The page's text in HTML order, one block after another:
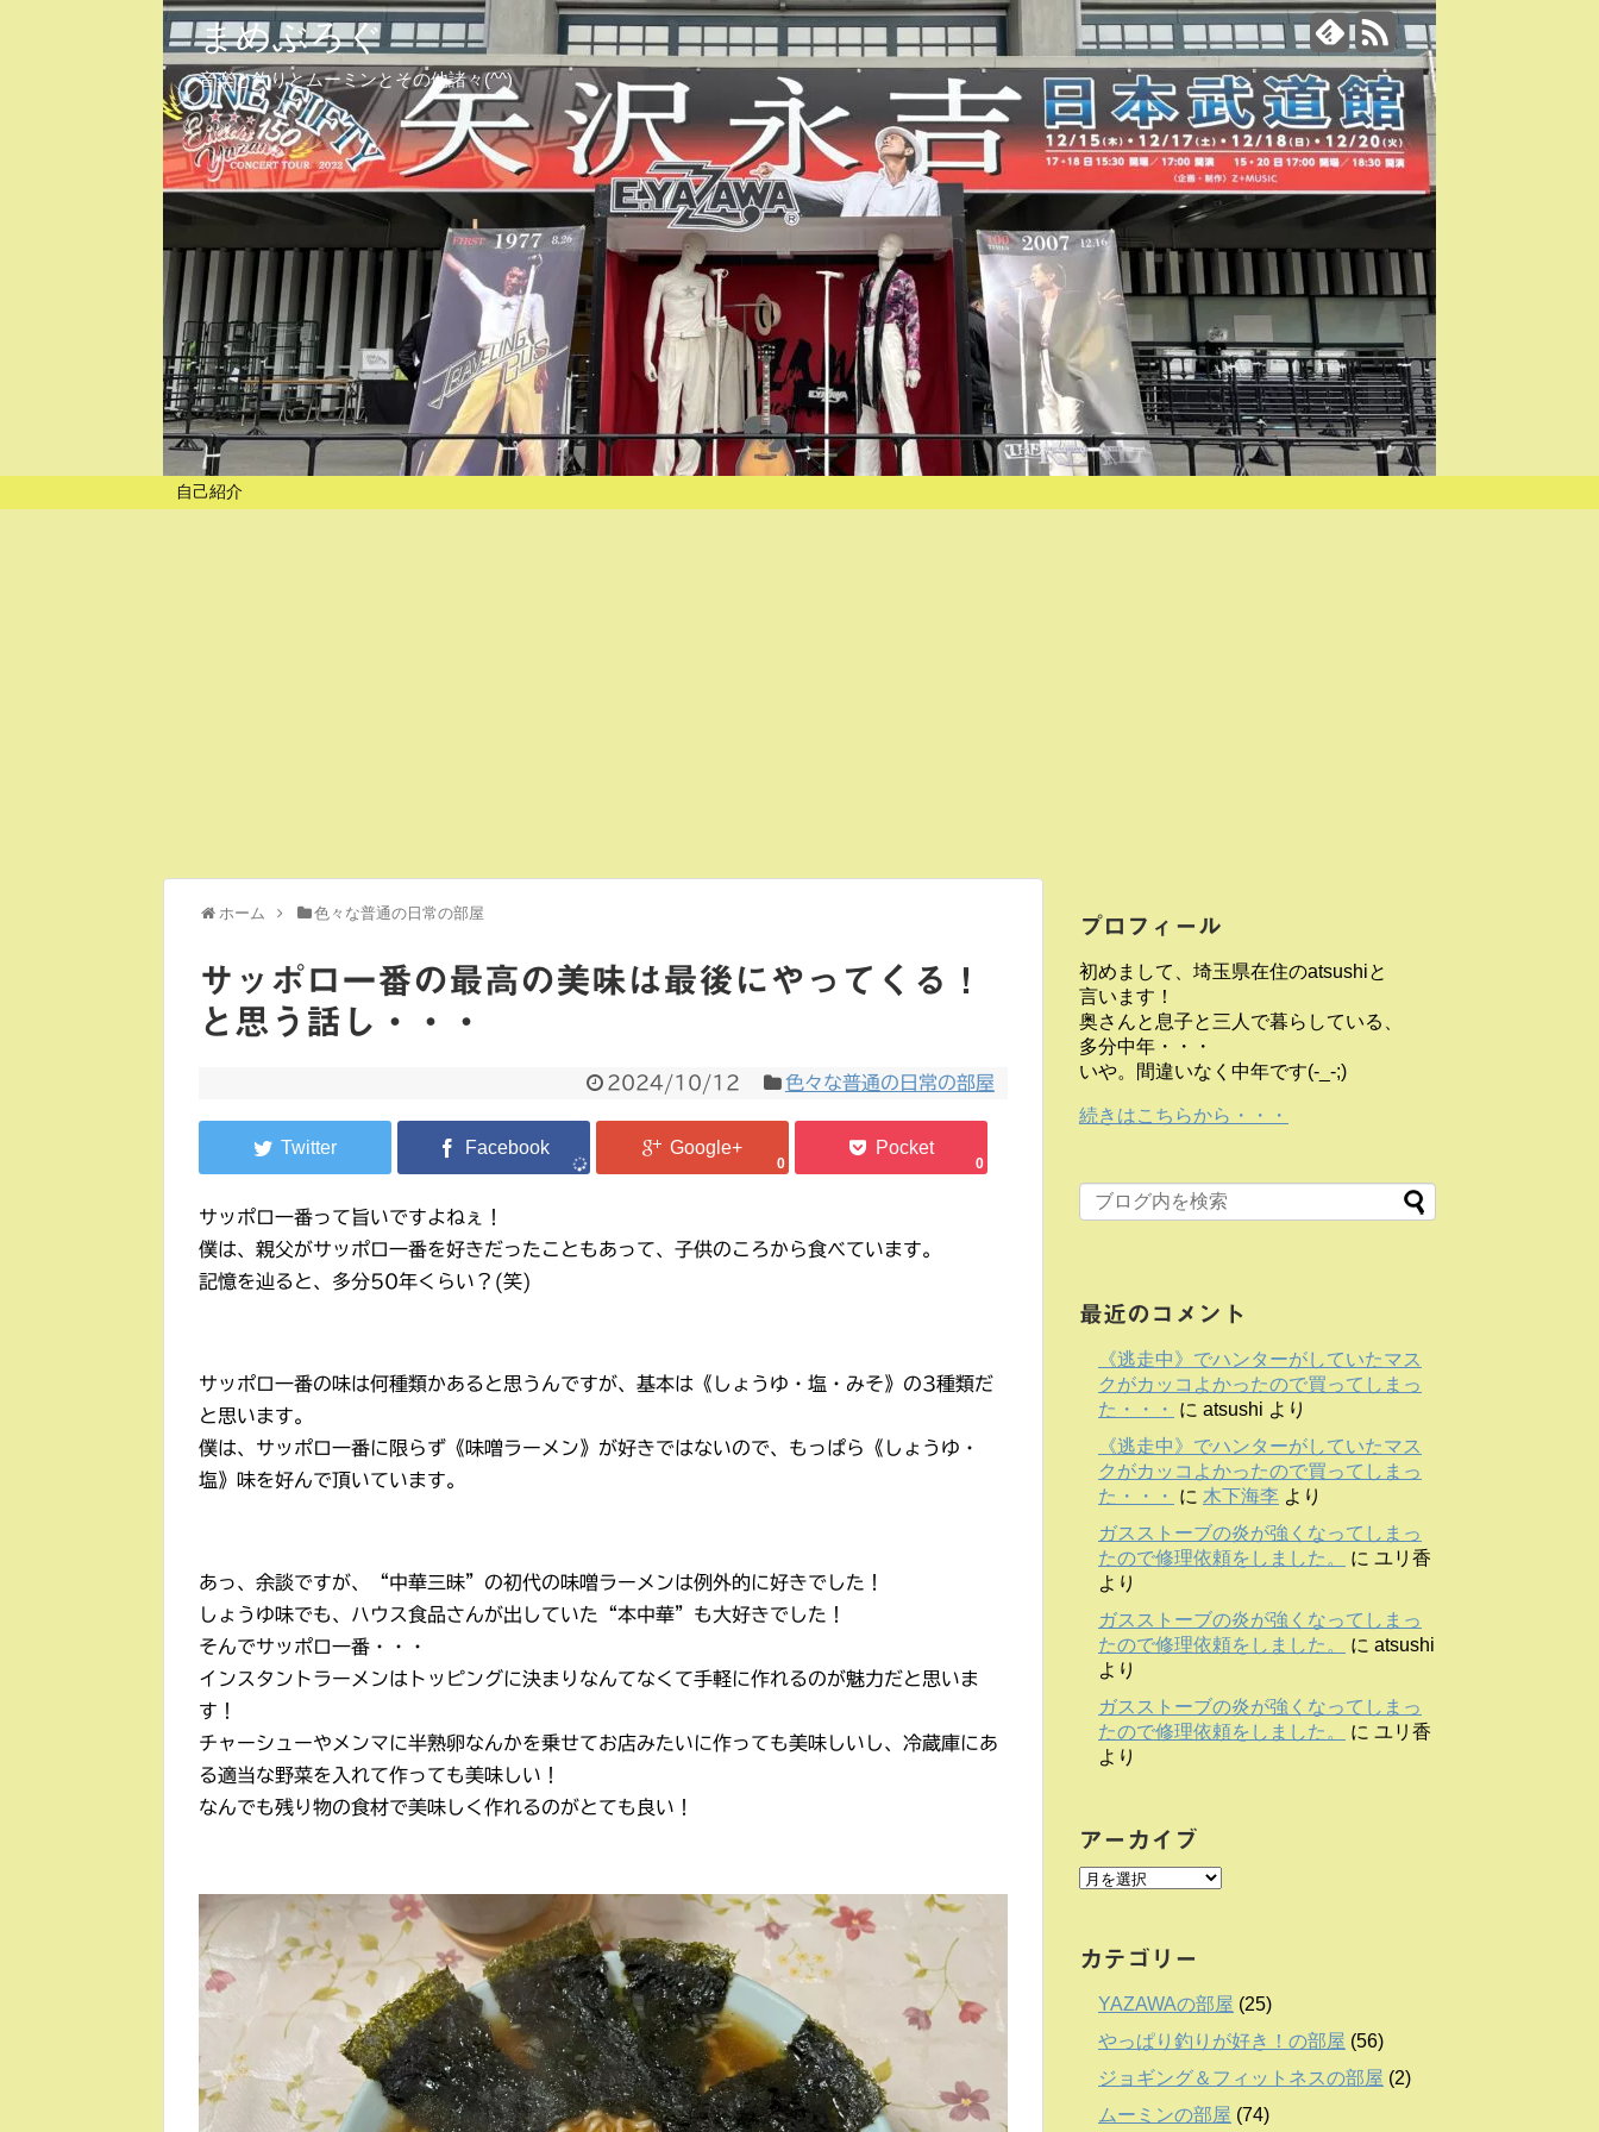
まめぶろぐ
音楽と釣りとムーミンとその他諸々(^^)
自己紹介
ホーム 色々な普通の日常の部屋
サッポロ一番の最高の美味は最後にやってくる！
と思う話し・・・
2024/10/12 色々な普通の日常の部屋
0 0
サッポロ一番って旨いですよねぇ！
僕は、親父がサッポロ一番を好きだったこともあって、子供のころから食べています。
記憶を辿ると、多分50年くらい？(笑)
サッポロ一番の味は何種類かあると思うんですが、基本は《しょうゆ・塩・みそ》の3種類だ
と思います。
僕は、サッポロ一番に限らず《味噌ラーメン》が好きではないので、もっぱら《しょうゆ・
塩》味を好んで頂いています。
あっ、余談ですが、“中華三昧”の初代の味噌ラーメンは例外的に好きでした！
しょうゆ味でも、ハウス食品さんが出していた“本中華”も大好きでした！
そんでサッポロ一番・・・
インスタントラーメンはトッピングに決まりなんてなくて手軽に作れるのが魅力だと思いま
す！
チャーシューやメンマに半熟卵なんかを乗せてお店みたいに作っても美味しいし、冷蔵庫にあ
る適当な野菜を入れて作っても美味しい！
なんでも残り物の食材で美味しく作れるのがとても良い！
プロフィール
初めまして、埼玉県在住のatsushiと
言います！
奥さんと息子と三人で暮らしている、
多分中年・・・
いや。間違いなく中年です(-_-;)
続きはこちらから・・・
最近のコメント
《逃走中》でハンターがしていたマス
クがカッコよかったので買ってしまっ
た・・・
に atsushi より
《逃走中》でハンターがしていたマス
クがカッコよかったので買ってしまっ
た・・・
に 木下海李 より
ガスストーブの炎が強くなってしまっ
たので修理依頼をしました。
に ユリ香
より
ガスストーブの炎が強くなってしまっ
たので修理依頼をしました。
に atsushi
より
ガスストーブの炎が強くなってしまっ
たので修理依頼をしました。
に ユリ香
より
アーカイブ
カテゴリー
YAZAWAの部屋 (25)
やっぱり釣りが好き！の部屋 (56)
ジョギング＆フィットネスの部屋 (2)
ムーミンの部屋 (74)